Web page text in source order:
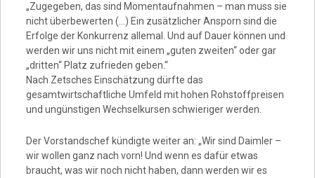
„Zugegeben, das sind Momentaufnahmen – man muss sie
nicht überbewerten (…) Ein zusätzlicher Ansporn sind die
Erfolge der Konkurrenz allemal. Und auf Dauer können und
werden wir uns nicht mit einem „guten zweiten“ oder gar
„dritten“ Platz zufrieden geben.“
Nach Zetsches Einschätzung dürfte das
gesamtwirtschaftliche Umfeld mit hohen Rohstoffpreisen
und ungünstigen Wechselkursen schwieriger werden.
Der Vorstandschef kündigte weiter an: „Wir sind Daimler –
wir wollen ganz nach vorn! Und wenn es dafür etwas
braucht, was wir noch nicht haben, dann werden wir es